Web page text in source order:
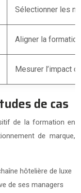
Sélectionner les
Aligner la
Mesurer l’impact
de cas
de la formation en
de marque,
hôtelière de luxe
de ses managers